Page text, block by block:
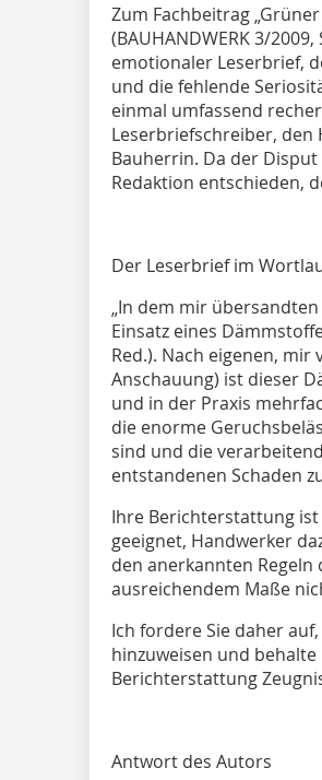
Zum Fachbeitrag
(BAUHANDWERK 3/
emotionaler Leser­brief,
und die fehlende
einmal umfassend
Leserbriefschreiber,
Bauherrin. Da der
Redaktion entschieden,
Der Leserbrief im
„In dem mir
Einsatz eines
Red.). Nach eigenen,
Anschauung) ist dieser
und in der Praxis
die enorme
sind und die
entstandenen Schaden
Ihre Berichterstattung
geeignet, Handwerker
den anerkannten
ausreichendem Maße
Ich fordere Sie daher
hinzuweisen und
Berichterstattung
Antwort des Autors